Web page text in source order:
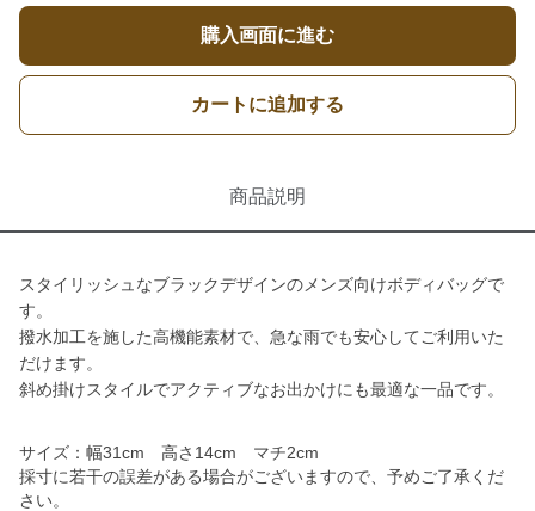
購入画面に進む
カートに追加する
商品説明
スタイリッシュなブラックデザインのメンズ向けボディバッグで
す。
撥水加工を施した高機能素材で、急な雨でも安心してご利用いた
だけます。
斜め掛けスタイルでアクティブなお出かけにも最適な一品です。
サイズ：幅31cm 高さ14cm マチ2cm
採寸に若干の誤差がある場合がございますので、予めご了承くだ
さい。